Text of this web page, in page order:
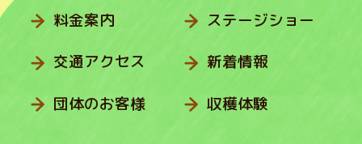
料金案内
交通アクセス
団体のお客様
ステージショー
新着情報
収穫体験